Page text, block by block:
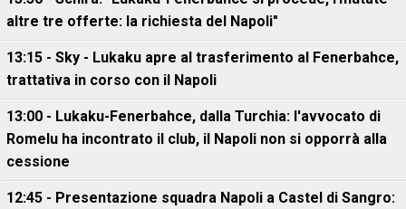
altre tre offerte: la richiesta del Napoli"
13:15 - Sky - Lukaku apre al trasferimento al Fenerbahce,
trattativa in corso con il Napoli
13:00 - Lukaku-Fenerbahce, dalla Turchia: l'avvocato di
Romelu ha incontrato il club, il Napoli non si opporrà alla
cessione
12:45 - Presentazione squadra Napoli a Castel di Sangro: